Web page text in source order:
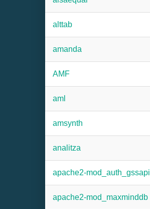
alttab
amanda
AMF
aml
amsynth
analitza
apache2-mod_auth_gssapi
apache2-mod_maxminddb